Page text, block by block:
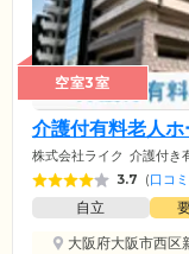
空室3室
介護付有料老人
株式会社ライク 介護付き
3.7 (口コ
自立
大阪府大阪市西区